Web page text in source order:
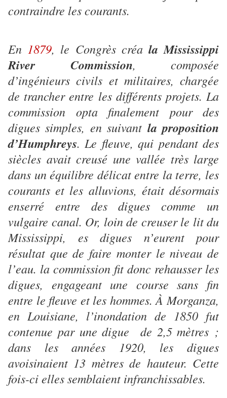
contraindre les courants.
En 1879, le Congrès créa la Mississippi
River Commission, composée
d’ingénieurs civils et militaires, chargée
de trancher entre les différents projets. La
commission opta finalement pour des
digues simples, en suivant la proposition
d’Humphreys. Le fleuve, qui pendant des
siècles avait creusé une vallée très large
dans un équilibre délicat entre la terre, les
courants et les alluvions, était désormais
enserré entre des digues comme un
vulgaire canal. Or, loin de creuser le lit du
Mississippi, es digues n’eurent pour
résultat que de faire monter le niveau de
l’eau. la commission fit donc rehausser les
digues, engageant une course sans fin
entre le fleuve et les hommes. À Morganza,
en Louisiane, l’inondation de 1850 fut
contenue par une digue de 2,5 mètres ;
dans les années 1920, les digues
avoisinaient 13 mètres de hauteur. Cette
fois-ci elles semblaient infranchissables.